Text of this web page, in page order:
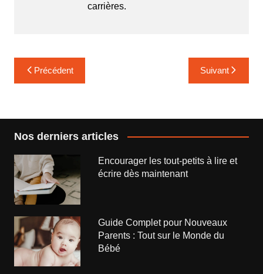
carrières.
Navigation
de
Précédent Suivant
Nos derniers articles
Encourager les tout-petits à lire et
écrire dès maintenant
Guide Complet pour Nouveaux
Parents : Tout sur le Monde du
Bébé